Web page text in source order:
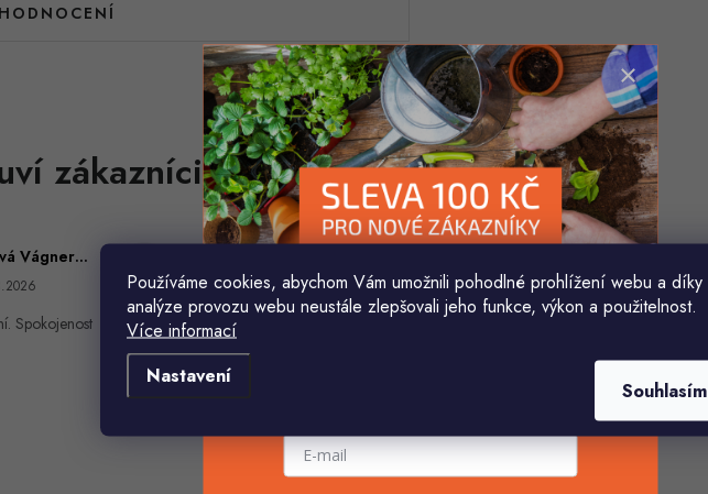
Používáme cookies, abychom Vám umožnili pohodlné prohlížení webu a díky
analýze provozu webu neustále zlepšovali jeho funkce, výkon a použitelnost.
Více informací
Nastavení
Souhlasím
Gabriela Březinová Vágnerová
Spokojenost
5.8.2026
Je sice větší ale vypadá dobře
4.8.2026